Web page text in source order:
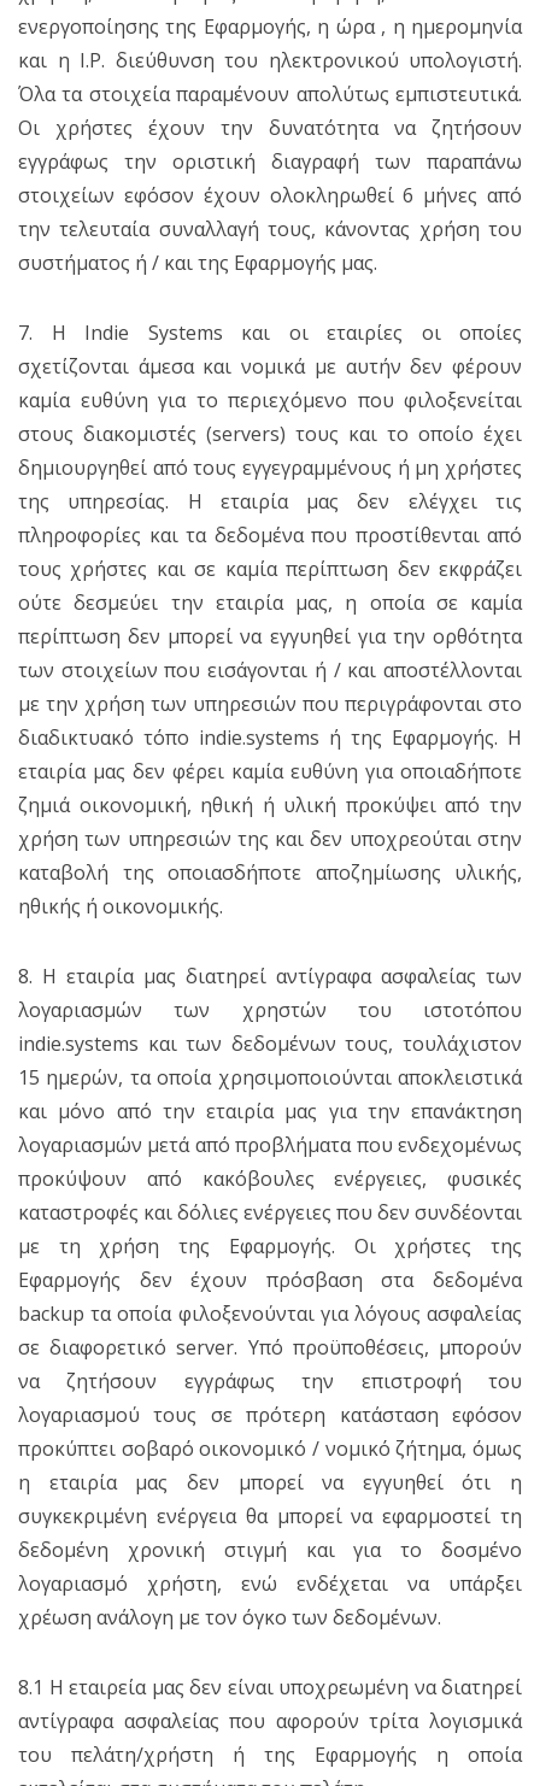
ενεργοποίησης της Εφαρμογής, η ώρα , η ημερομηνία
και η I.P. διεύθυνση του ηλεκτρονικού υπολογιστή.
Όλα τα στοιχεία παραμένουν απολύτως εμπιστευτικά.
Οι χρήστες έχουν την δυνατότητα να ζητήσουν
εγγράφως την οριστική διαγραφή των παραπάνω
στοιχείων εφόσον έχουν ολοκληρωθεί 6 μήνες από
την τελευταία συναλλαγή τους, κάνοντας χρήση του
συστήματος ή / και της Εφαρμογής μας.
7. Η Indie Systems και οι εταιρίες οι οποίες
σχετίζονται άμεσα και νομικά με αυτήν δεν φέρουν
καμία ευθύνη για το περιεχόμενο που φιλοξενείται
στους διακομιστές (servers) τους και το οποίο έχει
δημιουργηθεί από τους εγγεγραμμένους ή μη χρήστες
της υπηρεσίας. Η εταιρία μας δεν ελέγχει τις
πληροφορίες και τα δεδομένα που προστίθενται από
τους χρήστες και σε καμία περίπτωση δεν εκφράζει
ούτε δεσμεύει την εταιρία μας, η οποία σε καμία
περίπτωση δεν μπορεί να εγγυηθεί για την ορθότητα
των στοιχείων που εισάγονται ή / και αποστέλλονται
με την χρήση των υπηρεσιών που περιγράφονται στο
διαδικτυακό τόπο indie.systems ή της Εφαρμογής. Η
εταιρία μας δεν φέρει καμία ευθύνη για οποιαδήποτε
ζημιά οικονομική, ηθική ή υλική προκύψει από την
χρήση των υπηρεσιών της και δεν υποχρεούται στην
καταβολή της οποιασδήποτε αποζημίωσης υλικής,
ηθικής ή οικονομικής.
8. Η εταιρία μας διατηρεί αντίγραφα ασφαλείας των
λογαριασμών των χρηστών του ιστοτόπου
indie.systems και των δεδομένων τους, τουλάχιστον
15 ημερών, τα οποία χρησιμοποιούνται αποκλειστικά
και μόνο από την εταιρία μας για την επανάκτηση
λογαριασμών μετά από προβλήματα που ενδεχομένως
προκύψουν από κακόβουλες ενέργειες, φυσικές
καταστροφές και δόλιες ενέργειες που δεν συνδέονται
με τη χρήση της Εφαρμογής. Οι χρήστες της
Εφαρμογής δεν έχουν πρόσβαση στα δεδομένα
backup τα οποία φιλοξενούνται για λόγους ασφαλείας
σε διαφορετικό server. Υπό προϋποθέσεις, μπορούν
να ζητήσουν εγγράφως την επιστροφή του
λογαριασμού τους σε πρότερη κατάσταση εφόσον
προκύπτει σοβαρό οικονομικό / νομικό ζήτημα, όμως
η εταιρία μας δεν μπορεί να εγγυηθεί ότι η
συγκεκριμένη ενέργεια θα μπορεί να εφαρμοστεί τη
δεδομένη χρονική στιγμή και για το δοσμένο
λογαριασμό χρήστη, ενώ ενδέχεται να υπάρξει
χρέωση ανάλογη με τον όγκο των δεδομένων.
8.1 Η εταιρεία μας δεν είναι υποχρεωμένη να διατηρεί
αντίγραφα ασφαλείας που αφορούν τρίτα λογισμικά
του πελάτη/χρήστη ή της Εφαρμογής η οποία